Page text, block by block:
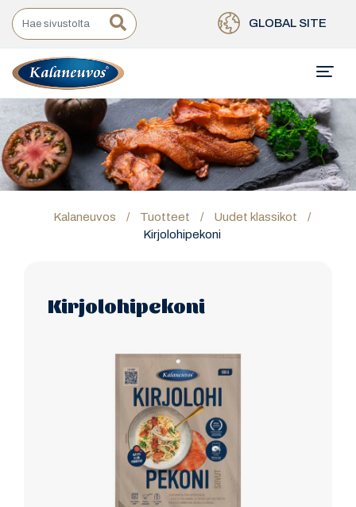
GLOBAL SITE
Kalaneuvos / Tuotteet / Uudet klassikot
/
Kirjolohipekoni
Kirjolohipekoni